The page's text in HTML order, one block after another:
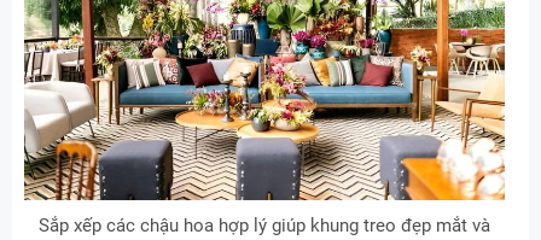
Sắp xếp các chậu hoa hợp lý giúp khung treo đẹp mắt và